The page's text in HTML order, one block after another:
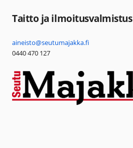
Taitto ja ilmoitusvalmistus
aineisto@seutumajakka.fi
0440 470 127